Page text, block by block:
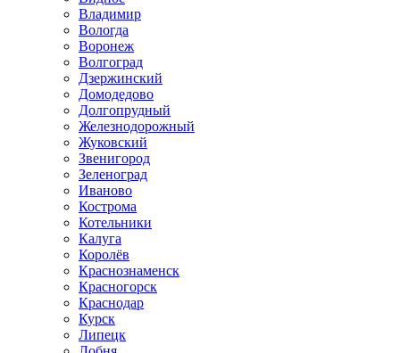
Владимир
Вологда
Воронеж
Волгоград
Дзержинский
Домодедово
Долгопрудный
Железнодорожный
Жуковский
Звенигород
Зеленоград
Иваново
Кострома
Котельники
Калуга
Королёв
Краснознаменск
Красногорск
Краснодар
Курск
Липецк